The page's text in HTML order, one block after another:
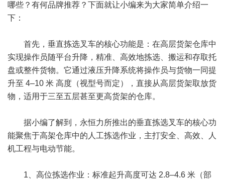
哪些？有何品牌推荐？下面就让小编来为大家简单介绍一
下：
首先，垂直拣选叉车的核心功能是：在高层货架仓库中
实现操作员随平台升降，精准、高效地拣选、搬运和存取托
盘或整件货物。它通过液压升降系统将操作员与货物一同提
升至 ‌4–10 米‌ 高度（视型号而定），直接从高层货架取放货
物，适用于三至五层甚至更高货架的仓库。
据小编了解到，永恒力所推出的垂直拣选叉车的核心功
能聚焦于高架仓库中的人工拣选作业，主打安全、高效、人
机工程与电动节能。
1、高位拣选作业‌：标准起升高度可达 ‌2.8–4.6 米‌（部